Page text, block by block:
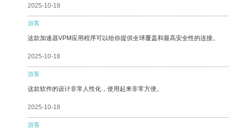
2025-10-18
游客
这款加速器VPM应用程序可以给你提供全球覆盖和最高安全性的连接。
2025-10-18
游客
这款软件的设计非常人性化，使用起来非常方便。
2025-10-18
游客